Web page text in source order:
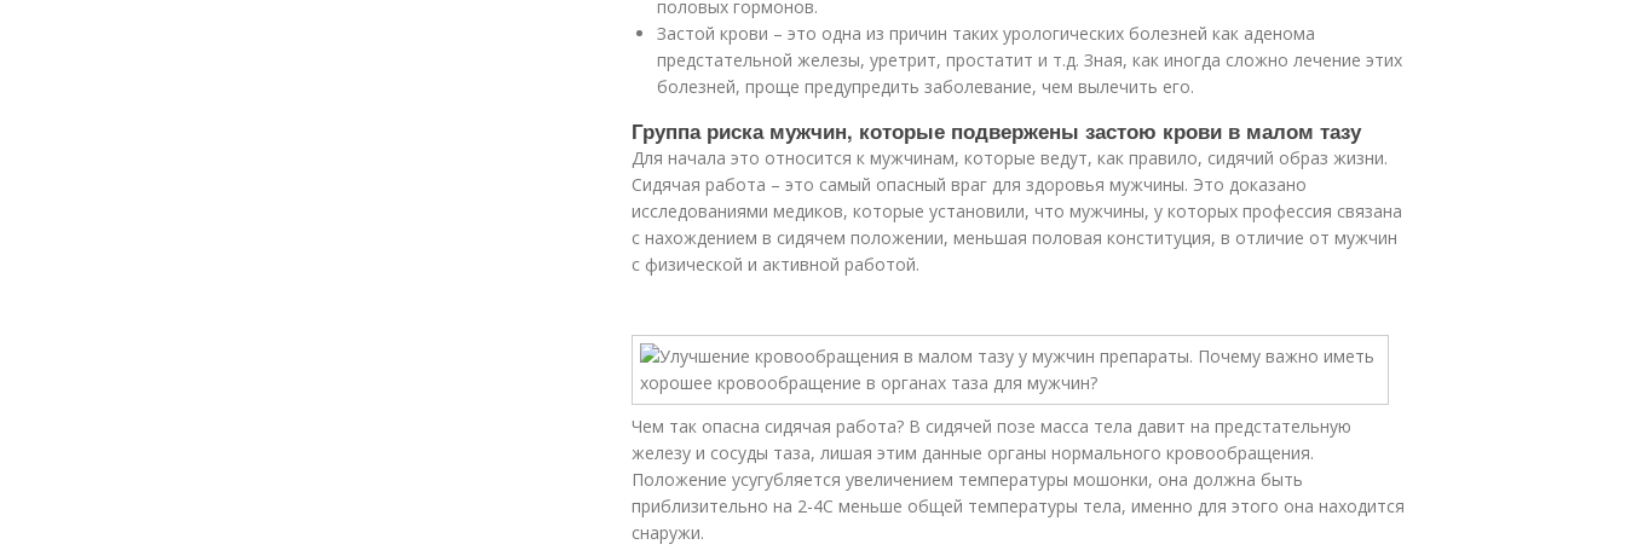
половых гормонов.
Застой крови – это одна из причин таких урологических болезней как аденома
предстательной железы, уретрит, простатит и т.д. Зная, как иногда сложно лечение этих
болезней, проще предупредить заболевание, чем вылечить его.
Группа риска мужчин, которые подвержены застою крови в малом тазу
Для начала это относится к мужчинам, которые ведут, как правило, сидячий образ жизни.
Сидячая работа – это самый опасный враг для здоровья мужчины. Это доказано
исследованиями медиков, которые установили, что мужчины, у которых профессия связана
с нахождением в сидячем положении, меньшая половая конституция, в отличие от мужчин
с физической и активной работой.
Чем так опасна сидячая работа? В сидячей позе масса тела давит на предстательную
железу и сосуды таза, лишая этим данные органы нормального кровообращения.
Положение усугубляется увеличением температуры мошонки, она должна быть
приблизительно на 2-4C меньше общей температуры тела, именно для этого она находится
снаружи.